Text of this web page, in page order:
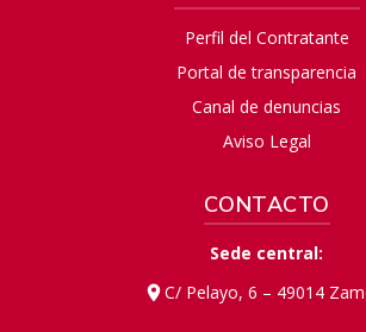
Perfil del Contratante
Portal de transparencia
Canal de denuncias
Aviso Legal
CONTACTO
Sede central:
C/ Pelayo, 6 – 49014